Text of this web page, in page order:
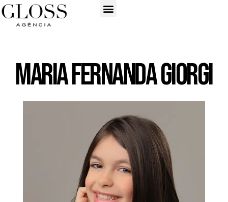
Maria Fernanda Giorgi